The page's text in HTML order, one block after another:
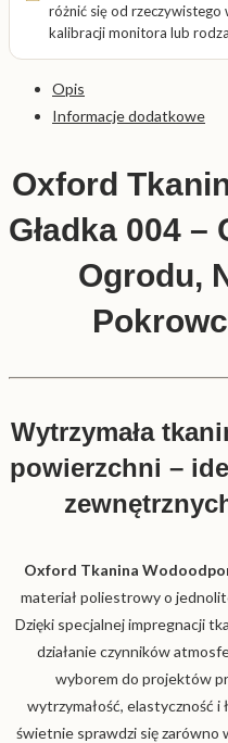
różnić się od
kalibracji monitora lub
Opis
Informacje dodatkowe
Oxford
Gładka 004 –
Ogrodu,
Wytrzymała
powierzchni –
Oxford Tkanina
materiał poliestrowy o
Dzięki specjalnej impregnacji
działanie czynników
wyborem do projektów
wytrzymałość, elastyczność i
świetnie sprawdzi się zarówno